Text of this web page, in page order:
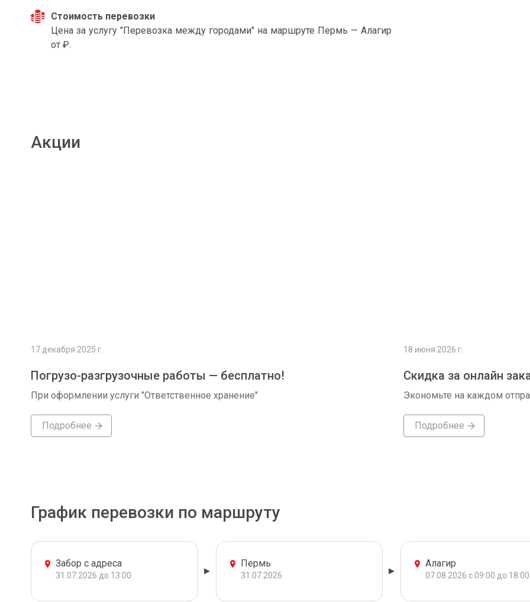
Стоимость перевозки
Цена за услугу "Перевозка между городами" на маршруте Пермь — Алагир
от ₽.
Акции
17 декабря 2025 г.
Погрузо-разгрузочные работы — бесплатно!
При оформлении услуги "Ответственное хранение"
Подробнее
18 июня 2026 г.
Скидка за онлайн
Экономьте на каждом
Подробнее
График перевозки по маршруту
Забор с адреса
31.07.2026 до 13:00
Пермь
31.07.2026
Алагир
07.08.2026 с 09:00 до 18:00